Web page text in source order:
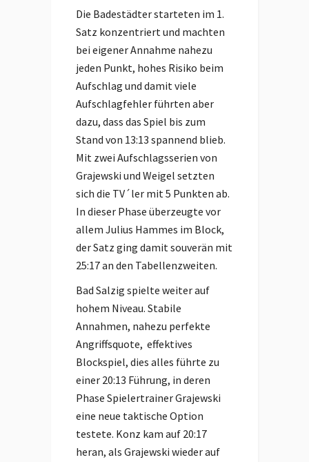
Die Badestädter starteten im 1.
Satz konzentriert und machten
bei eigener Annahme nahezu
jeden Punkt, hohes Risiko beim
Aufschlag und damit viele
Aufschlagfehler führten aber
dazu, dass das Spiel bis zum
Stand von 13:13 spannend blieb.
Mit zwei Aufschlagsserien von
Grajewski und Weigel setzten
sich die TV´ler mit 5 Punkten ab.
In dieser Phase überzeugte vor
allem Julius Hammes im Block,
der Satz ging damit souverän mit
25:17 an den Tabellenzweiten.
Bad Salzig spielte weiter auf
hohem Niveau. Stabile
Annahmen, nahezu perfekte
Angriffsquote, effektives
Blockspiel, dies alles führte zu
einer 20:13 Führung, in deren
Phase Spielertrainer Grajewski
eine neue taktische Option
testete. Konz kam auf 20:17
heran, als Grajewski wieder auf